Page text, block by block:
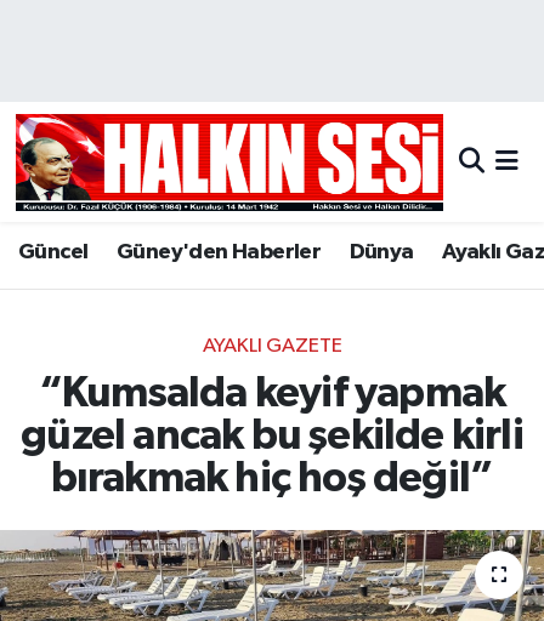
Güncel Güney'den Haberler Dünya Ayaklı
AYAKLI GAZETE
“Kumsalda keyif yapmak
güzel ancak bu şekilde kirli
bırakmak hiç hoş değil”
Hava Durumu
Trafik Durumu
Tüm Manşetler
Son Dakika Haberleri
Haber Arşivi